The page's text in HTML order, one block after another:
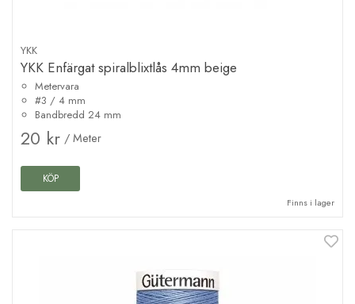
YKK
YKK Enfärgat spiralblixtlås 4mm beige
Metervara
#3 / 4 mm
Bandbredd 24 mm
20 kr / Meter
KÖP
Finns i lager